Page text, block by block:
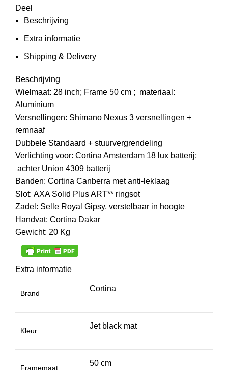
Deel
Beschrijving
Extra informatie
Shipping & Delivery
Beschrijving
Wielmaat: 28 inch; Frame 50 cm ; materiaal:
Aluminium
Versnellingen: Shimano Nexus 3 versnellingen +
remnaaf
Dubbele Standaard + stuurvergrendeling
Verlichting voor: Cortina Amsterdam 18 lux batterij;
achter Union 4309 batterij
Banden: Cortina Canberra met anti-leklaag
Slot: AXA Solid Plus ART** ringsot
Zadel: Selle Royal Gipsy, verstelbaar in hoogte
Handvat: Cortina Dakar
Gewicht: 20 Kg
Extra informatie
Brand
Cortina
Kleur
Jet black mat
Framemaat
50 cm